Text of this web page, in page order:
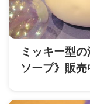
ミッキー型
ソープ》販